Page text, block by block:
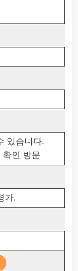
있습니다.
확인 방문
가.